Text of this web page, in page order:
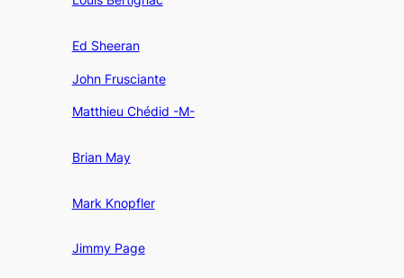
Ed Sheeran
John Frusciante
Matthieu Chédid -M-
Brian May
Mark Knopfler
Jimmy Page